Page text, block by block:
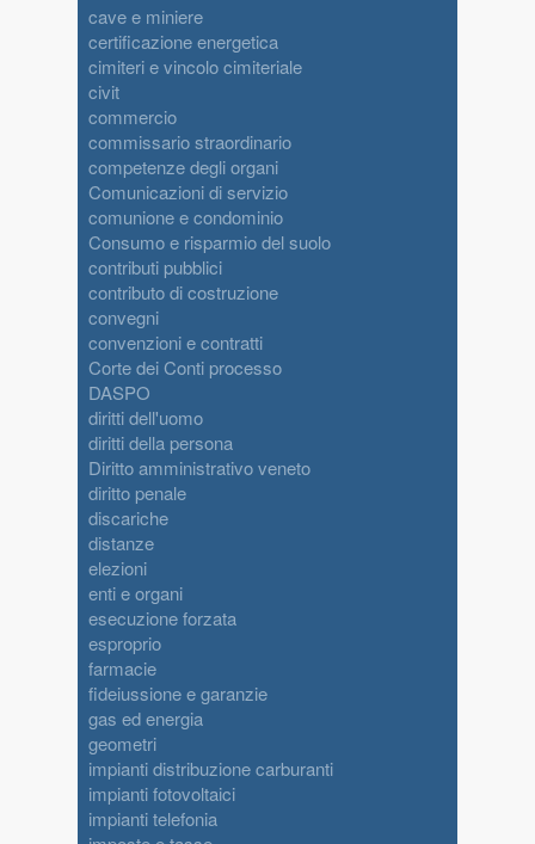
cave e miniere
certificazione energetica
cimiteri e vincolo cimiteriale
civit
commercio
commissario straordinario
competenze degli organi
Comunicazioni di servizio
comunione e condominio
Consumo e risparmio del suolo
contributi pubblici
contributo di costruzione
convegni
convenzioni e contratti
Corte dei Conti processo
DASPO
diritti dell'uomo
diritti della persona
Diritto amministrativo veneto
diritto penale
discariche
distanze
elezioni
enti e organi
esecuzione forzata
esproprio
farmacie
fideiussione e garanzie
gas ed energia
geometri
impianti distribuzione carburanti
impianti fotovoltaici
impianti telefonia